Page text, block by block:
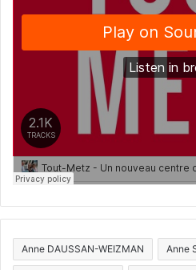
Anne DAUSSAN-WEIZMAN Anne